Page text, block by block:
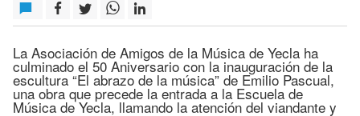
La Asociación de Amigos de la Música de Yecla ha
culminado el 50 Aniversario con la inauguración de la
escultura “El abrazo de la música” de Emilio Pascual,
una obra que precede la entrada a la Escuela de
Música de Yecla, llamando la atención del viandante y